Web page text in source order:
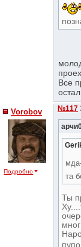
Все
Vorobov
Подробно
№117
та
Ты